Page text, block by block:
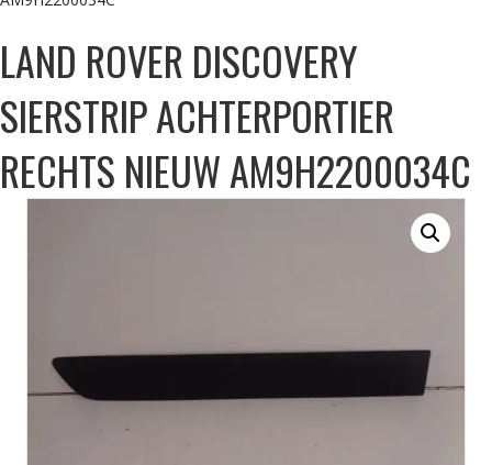
LAND ROVER DISCOVERY
SIERSTRIP ACHTERPORTIER
RECHTS NIEUW AM9H2200034C